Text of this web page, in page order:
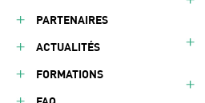
PARTENAIRES
ACTUALITÉS
FORMATIONS